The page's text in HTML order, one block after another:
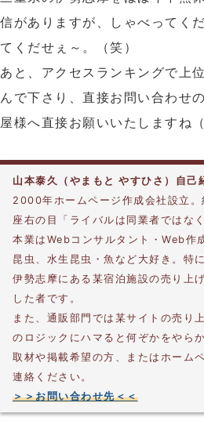
信がありますが、しゃべってく
てくだせぇ～。（笑）
あと、アクセスランキングで上
んで下さり、直接お問い合わせ
屋様へ直接お願いいたしますね（
山本泰久（やまもと やすひさ）自己
2000年ホームページ作成会社設立
座右の目「ライバルは同業者ではな
本業はWebコンサルタント・Web作
昆虫、水生昆虫・魚など大好き。特
伊勢志摩にある某宿泊施設の売り上
した者です。
また、通販部門では某サイトの売
のロジックにハマると何ぞかをやら
取材や掲載希望の方、またはホーム
連絡ください。
＞＞お問い合わせ先＜＜